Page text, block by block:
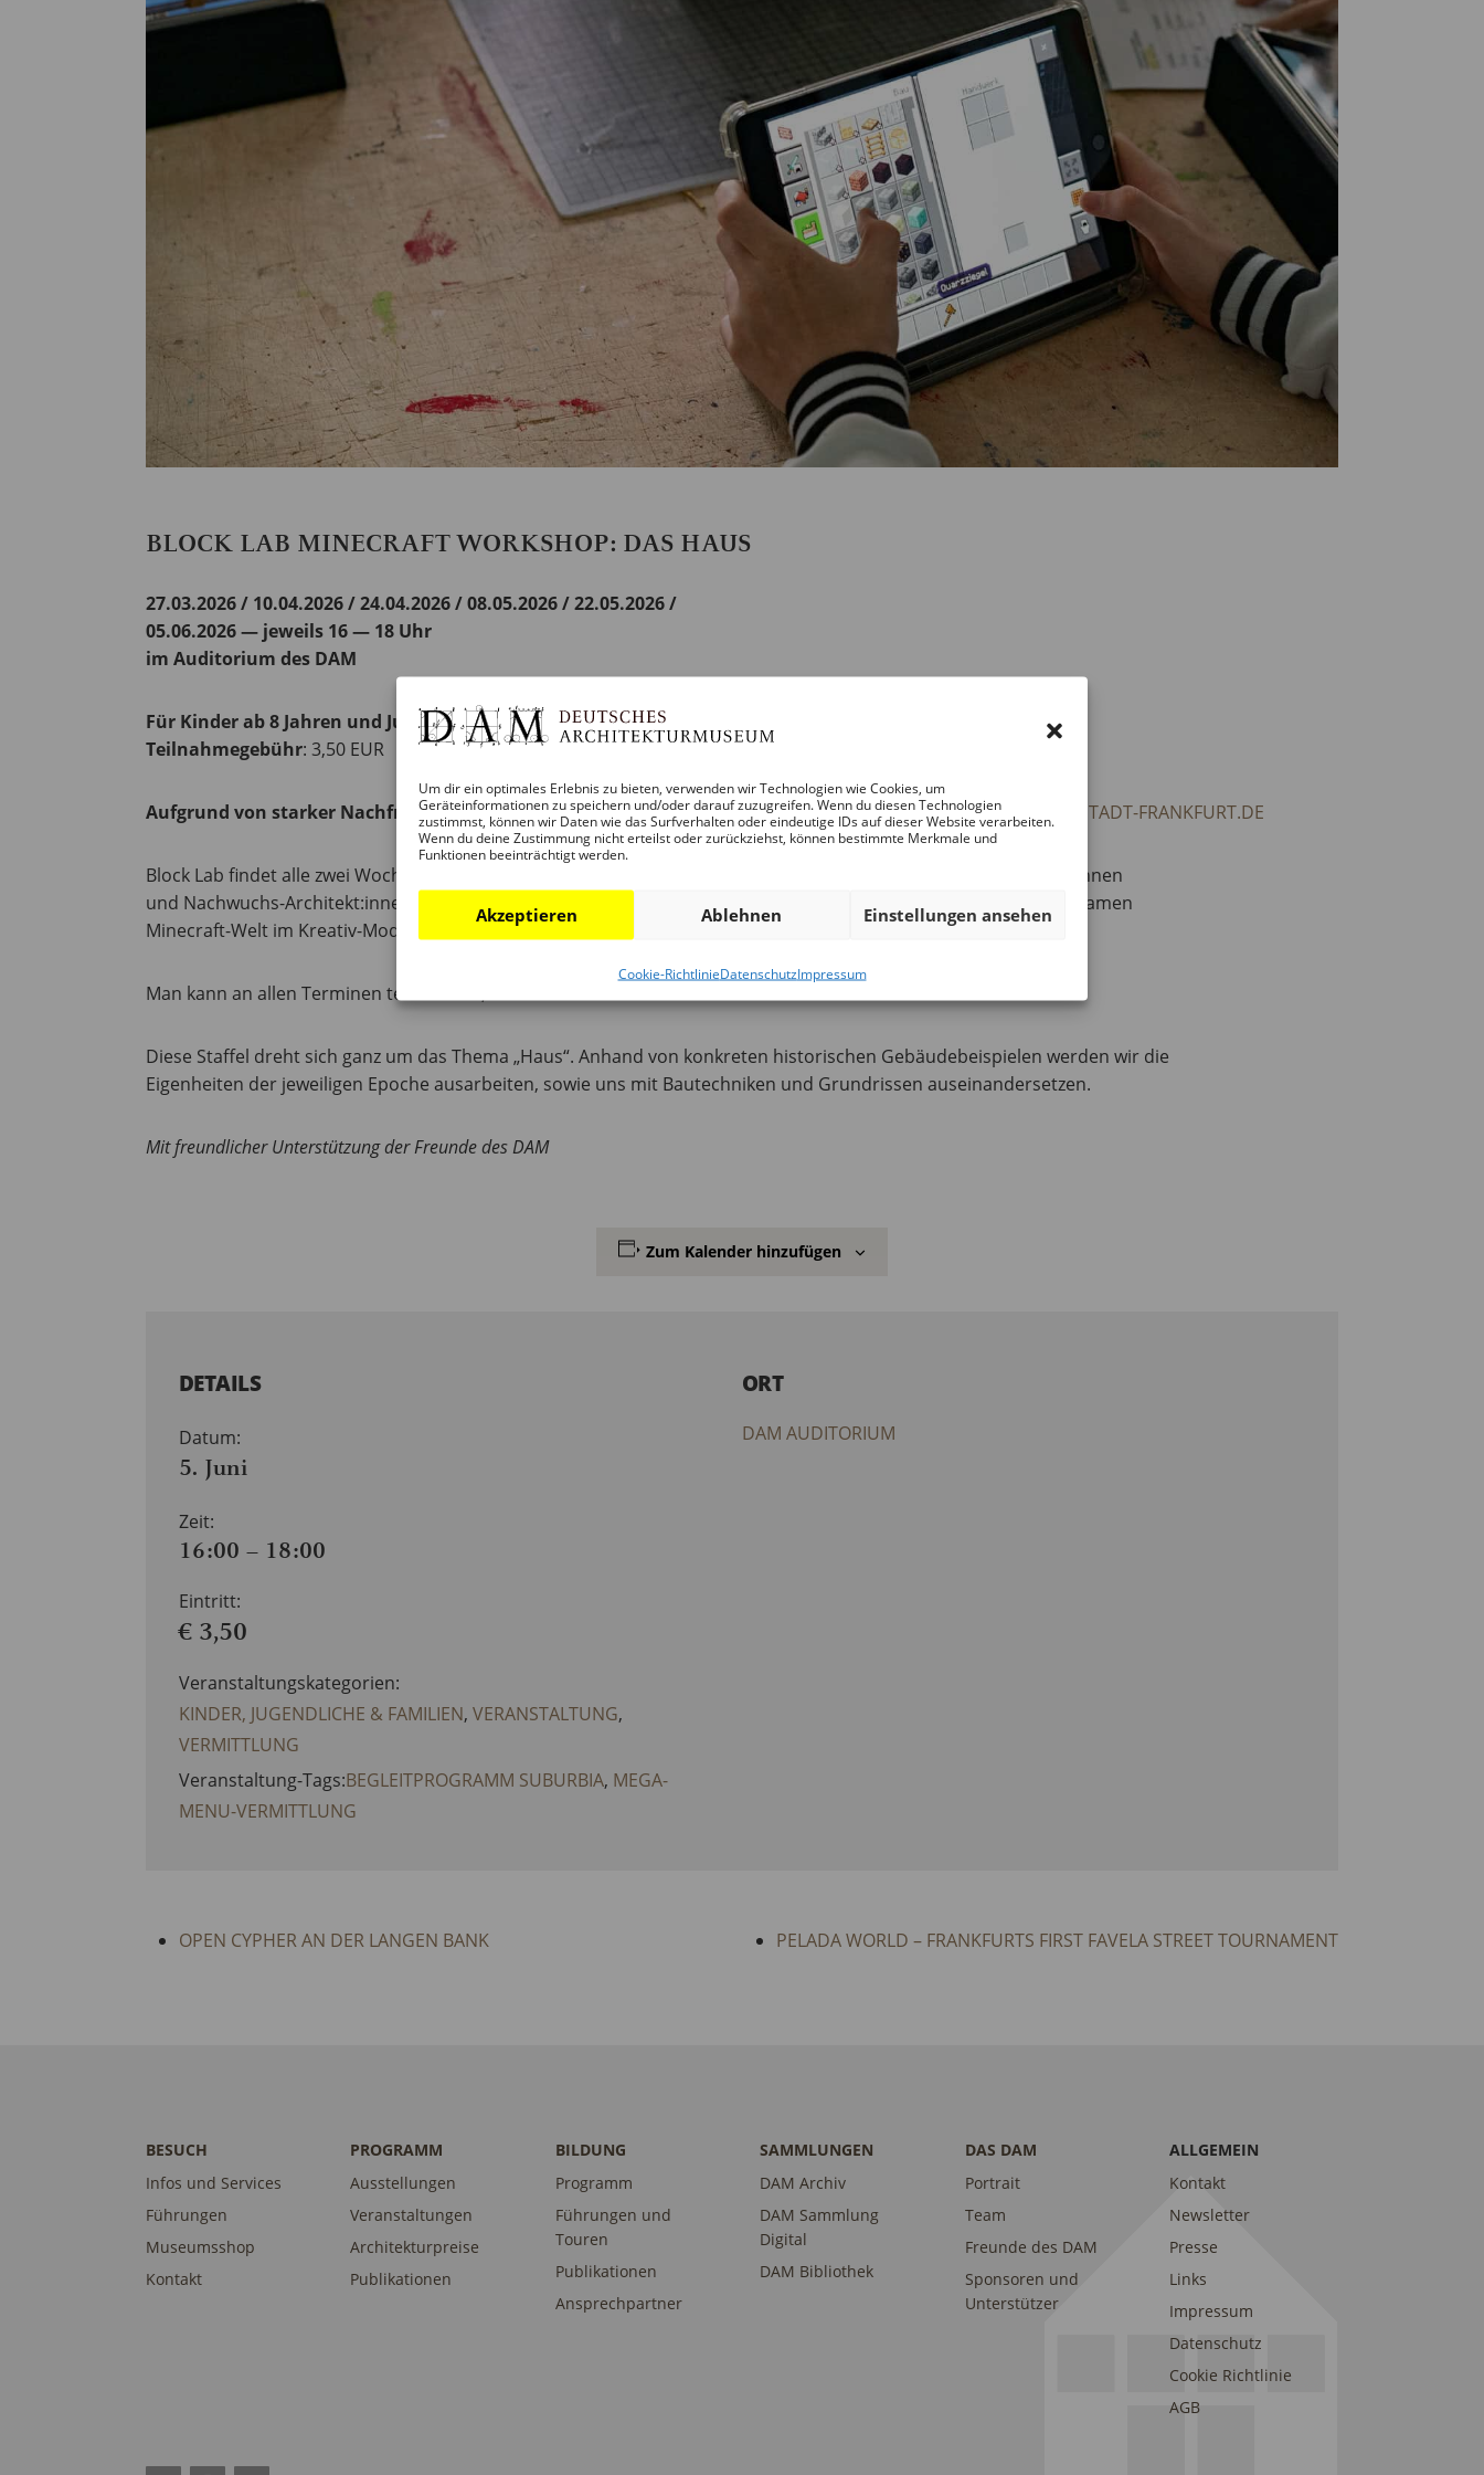
Um dir ein optimales Erlebnis zu bieten, verwenden wir Technologien wie Cookies, um
Geräteinformationen zu speichern und/oder darauf zuzugreifen. Wenn du diesen Technologien
zustimmst, können wir Daten wie das Surfverhalten oder eindeutige IDs auf dieser Website verarbeiten.
Wenn du deine Zustimmung nicht erteilst oder zurückziehst, können bestimmte Merkmale und
Funktionen beeinträchtigt werden.
Akzeptieren Ablehnen Einstellungen ansehen
Cookie-RichtlinieDatenschutzImpressum
BLOCK LAB MINECRAFT WORKSHOP: DAS HAUS
27.03.2026 / 10.04.2026 / 24.04.2026 / 08.05.2026 / 22.05.2026 /
05.06.2026— jeweils 16 — 18 Uhr
im Auditorium des DAM
Für Kinder ab 8 Jahren und Jugendliche.
Teilnahmegebühr: 3,50 EUR
Aufgrund von starker Nachfrage ist die Teilnahme nur noch mit Anmeldung möglich:DAM.VERMITTLUNG@STADT-FRANKFURT.DE
Block Lab findet alle zwei Wochen am Freitagnachmittag statt und richtet sich an interessierte Minecraft-Spieler:innen
und Nachwuchs-Architekt:innen. Bei jeder Staffel steht ein realer Ort in Frankfurt im Fokus, der auf einer gemeinsamen
Minecraft-Welt im Kreativ-Modus weitergedacht und umgebaut wird.
Man kann an allen Terminen teilnehmen, aber auch nur zu einzelnen kommen.
Diese Staffel dreht sich ganz um das Thema „Haus“. Anhand von konkreten historischen Gebäudebeispielen werden wir die
Eigenheiten der jeweiligen Epoche ausarbeiten, sowie uns mit Bautechniken und Grundrissen auseinandersetzen.
Mit freundlicher Unterstützung der Freunde des DAM
Zum Kalender hinzufügen
DETAILS
Datum:
5. Juni
Zeit:
16:00 – 18:00
Eintritt:
€ 3,50
Veranstaltungskategorien:
KINDER, JUGENDLICHE & FAMILIEN, VERANSTALTUNG,
VERMITTLUNG
Veranstaltung-Tags:BEGLEITPROGRAMM SUBURBIA, MEGA-
MENU-VERMITTLUNG
ORT
DAM AUDITORIUM
OPEN CYPHER AN DER LANGEN BANK PELADA WORLD – FRANKFURTS FIRST FAVELA STREET TOURNAMENT
BESUCH
Infos und Services
Führungen
Museumsshop
Kontakt
PROGRAMM
Ausstellungen
Veranstaltungen
Architekturpreise
Publikationen
BILDUNG
Programm
Führungen und
Touren
Publikationen
Ansprechpartner
SAMMLUNGEN
DAM Archiv
DAM Sammlung
Digital
DAM Bibliothek
DAS DAM
Portrait
Team
Freunde des DAM
Sponsoren und
Unterstützer
ALLGEMEIN
Kontakt
Newsletter
Presse
Links
Impressum
Datenschutz
Cookie Richtlinie
AGB